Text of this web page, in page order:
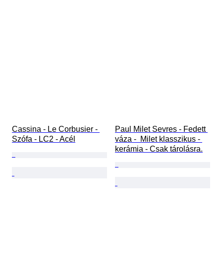
Cassina - Le Corbusier -
Szófa - LC2 - Acél
Paul Milet Sevres - Fedett
váza -  Milet klasszikus -
kerámia - Csak tárolásra.